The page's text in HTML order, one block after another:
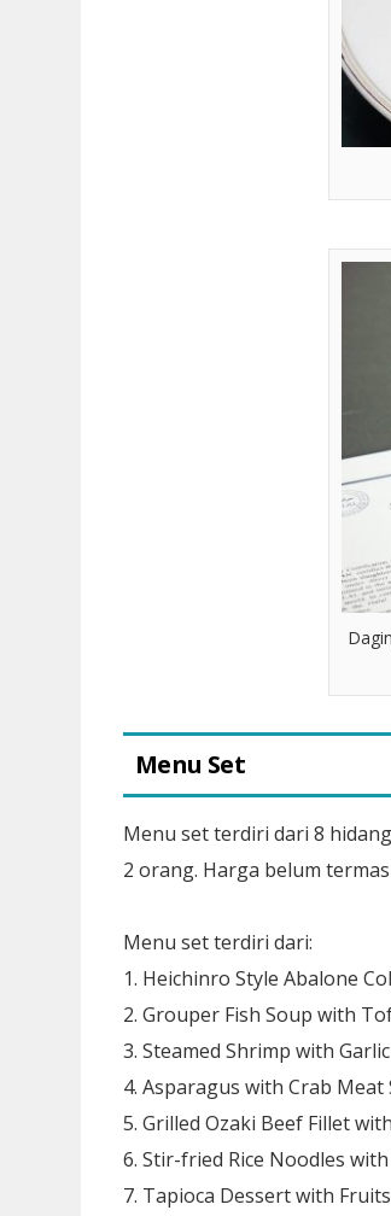
Menu Set
Menu set terdiri dari 8
2 orang. Harga belum
Menu set terdiri dari:
1. Heichinro Style Abalone
2. Grouper Fish Soup with
3. Steamed Shrimp with Garlic
4. Asparagus with Crab Meat
5. Grilled Ozaki Beef Fillet
6. Stir-fried Rice Noodles
7. Tapioca Dessert with Fruits